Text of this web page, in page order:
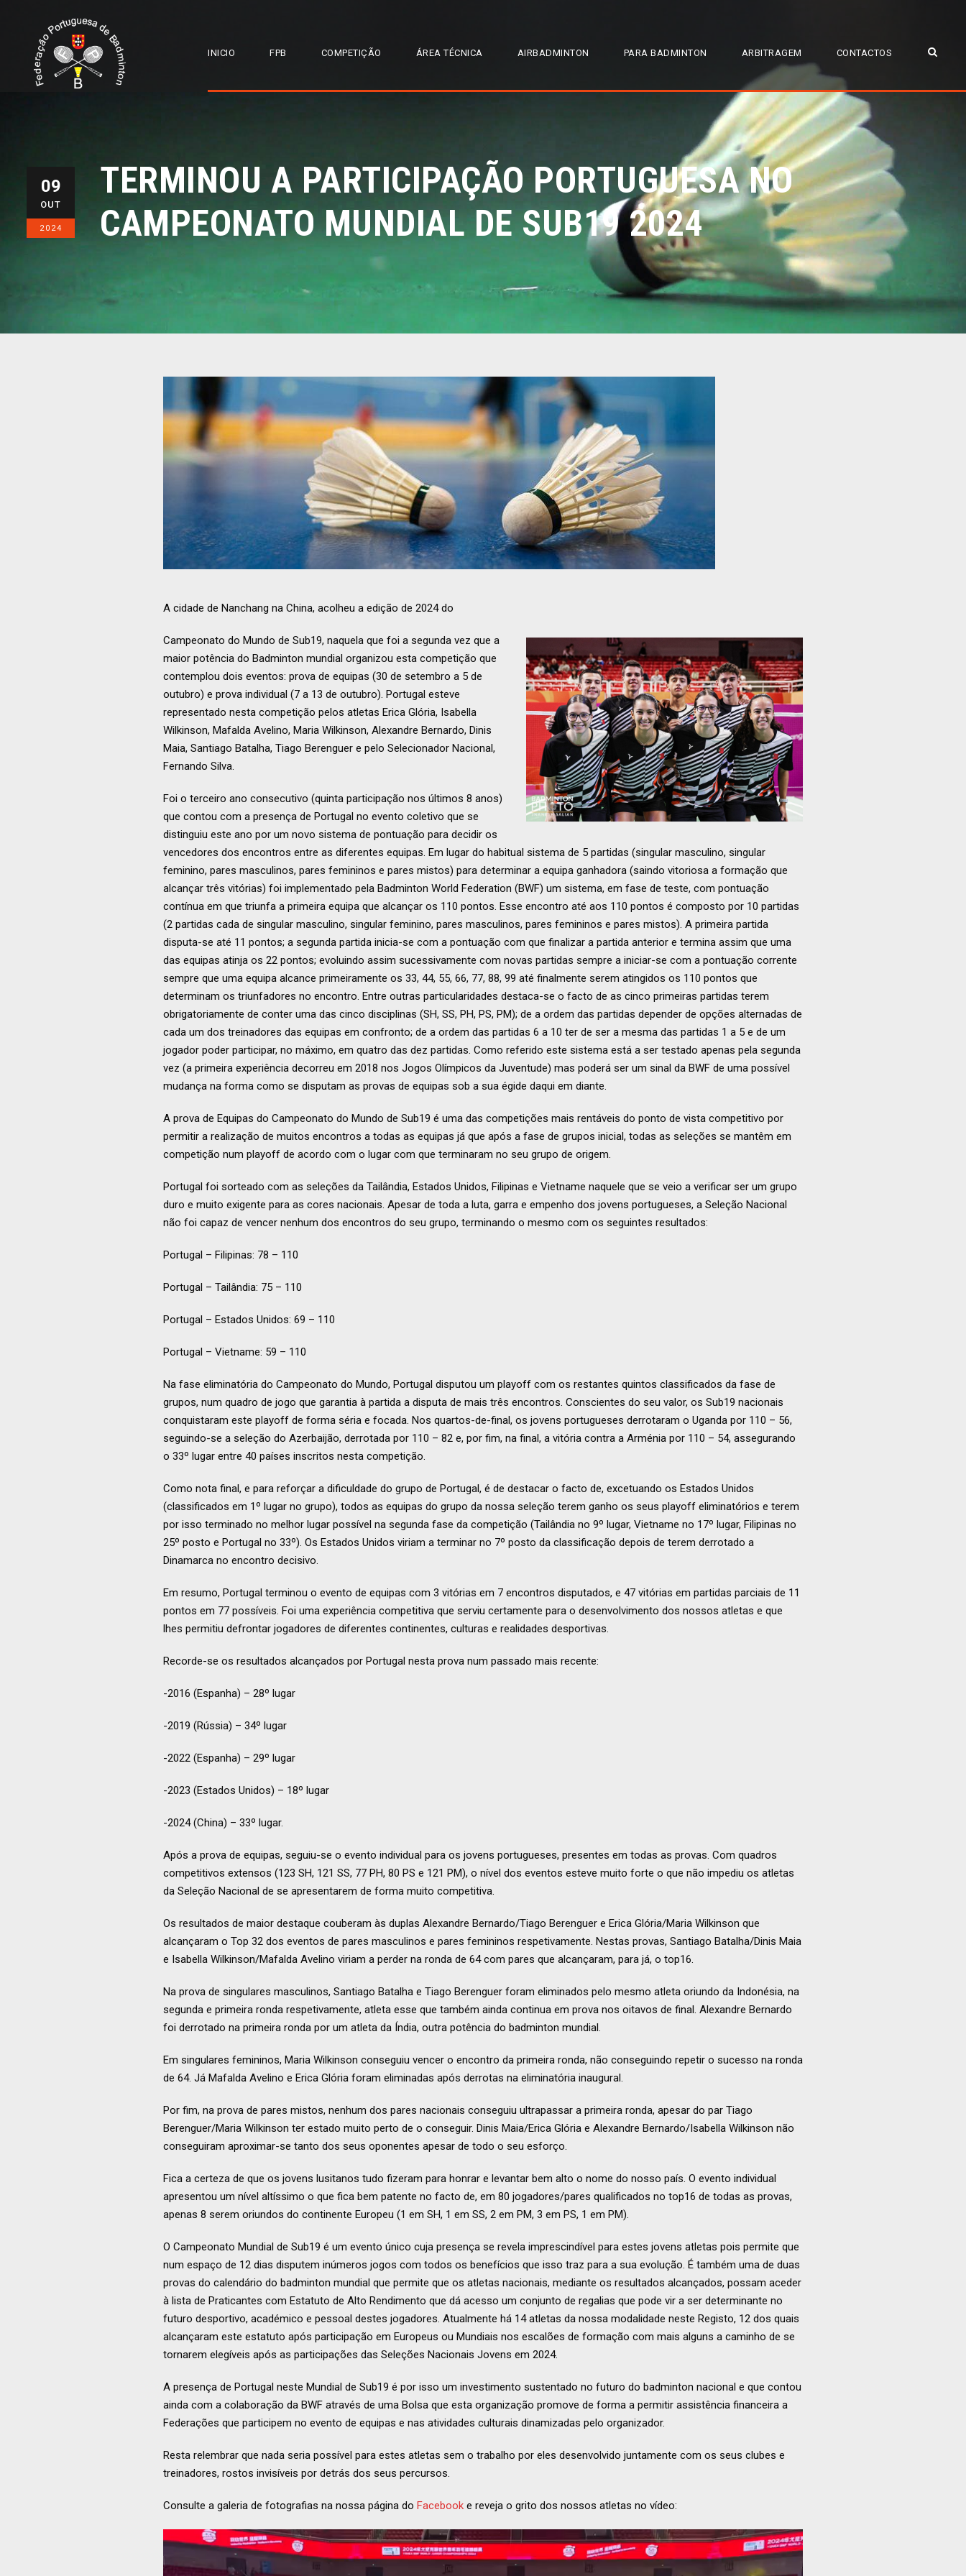
INICIO FPB COMPETIÇÃO ÁREA TÉCNICA AIRBADMINTON PARA BADMINTON ARBITRAGEM CONTACTOS
09
OUT
2024
TERMINOU A PARTICIPAÇÃO PORTUGUESA NO
CAMPEONATO MUNDIAL DE SUB19 2024
A cidade de Nanchang na China, acolheu a edição de 2024 do
Campeonato do Mundo de Sub19, naquela que foi a segunda vez que a
maior potência do Badminton mundial organizou esta competição que
contemplou dois eventos: prova de equipas (30 de setembro a 5 de
outubro) e prova individual (7 a 13 de outubro). Portugal esteve
representado nesta competição pelos atletas Erica Glória, Isabella
Wilkinson, Mafalda Avelino, Maria Wilkinson, Alexandre Bernardo, Dinis
Maia, Santiago Batalha, Tiago Berenguer e pelo Selecionador Nacional,
Fernando Silva.
Foi o terceiro ano consecutivo (quinta participação nos últimos 8 anos)
que contou com a presença de Portugal no evento coletivo que se
distinguiu este ano por um novo sistema de pontuação para decidir os
vencedores dos encontros entre as diferentes equipas. Em lugar do habitual sistema de 5 partidas (singular masculino, singular
feminino, pares masculinos, pares femininos e pares mistos) para determinar a equipa ganhadora (saindo vitoriosa a formação que
alcançar três vitórias) foi implementado pela Badminton World Federation (BWF) um sistema, em fase de teste, com pontuação
contínua em que triunfa a primeira equipa que alcançar os 110 pontos. Esse encontro até aos 110 pontos é composto por 10 partidas
(2 partidas cada de singular masculino, singular feminino, pares masculinos, pares femininos e pares mistos). A primeira partida
disputa-se até 11 pontos; a segunda partida inicia-se com a pontuação com que finalizar a partida anterior e termina assim que uma
das equipas atinja os 22 pontos; evoluindo assim sucessivamente com novas partidas sempre a iniciar-se com a pontuação corrente
sempre que uma equipa alcance primeiramente os 33, 44, 55, 66, 77, 88, 99 até finalmente serem atingidos os 110 pontos que
determinam os triunfadores no encontro. Entre outras particularidades destaca-se o facto de as cinco primeiras partidas terem
obrigatoriamente de conter uma das cinco disciplinas (SH, SS, PH, PS, PM); de a ordem das partidas depender de opções alternadas de
cada um dos treinadores das equipas em confronto; de a ordem das partidas 6 a 10 ter de ser a mesma das partidas 1 a 5 e de um
jogador poder participar, no máximo, em quatro das dez partidas. Como referido este sistema está a ser testado apenas pela segunda
vez (a primeira experiência decorreu em 2018 nos Jogos Olímpicos da Juventude) mas poderá ser um sinal da BWF de uma possível
mudança na forma como se disputam as provas de equipas sob a sua égide daqui em diante.
A prova de Equipas do Campeonato do Mundo de Sub19 é uma das competições mais rentáveis do ponto de vista competitivo por
permitir a realização de muitos encontros a todas as equipas já que após a fase de grupos inicial, todas as seleções se mantêm em
competição num playoff de acordo com o lugar com que terminaram no seu grupo de origem.
Portugal foi sorteado com as seleções da Tailândia, Estados Unidos, Filipinas e Vietname naquele que se veio a verificar ser um grupo
duro e muito exigente para as cores nacionais. Apesar de toda a luta, garra e empenho dos jovens portugueses, a Seleção Nacional
não foi capaz de vencer nenhum dos encontros do seu grupo, terminando o mesmo com os seguintes resultados:
Portugal – Filipinas: 78 – 110
Portugal – Tailândia: 75 – 110
Portugal – Estados Unidos: 69 – 110
Portugal – Vietname: 59 – 110
Na fase eliminatória do Campeonato do Mundo, Portugal disputou um playoff com os restantes quintos classificados da fase de
grupos, num quadro de jogo que garantia à partida a disputa de mais três encontros. Conscientes do seu valor, os Sub19 nacionais
conquistaram este playoff de forma séria e focada. Nos quartos-de-final, os jovens portugueses derrotaram o Uganda por 110 – 56,
seguindo-se a seleção do Azerbaijão, derrotada por 110 – 82 e, por fim, na final, a vitória contra a Arménia por 110 – 54, assegurando
o 33º lugar entre 40 países inscritos nesta competição.
Como nota final, e para reforçar a dificuldade do grupo de Portugal, é de destacar o facto de, excetuando os Estados Unidos
(classificados em 1º lugar no grupo), todos as equipas do grupo da nossa seleção terem ganho os seus playoff eliminatórios e terem
por isso terminado no melhor lugar possível na segunda fase da competição (Tailândia no 9º lugar, Vietname no 17º lugar, Filipinas no
25º posto e Portugal no 33º). Os Estados Unidos viriam a terminar no 7º posto da classificação depois de terem derrotado a
Dinamarca no encontro decisivo.
Em resumo, Portugal terminou o evento de equipas com 3 vitórias em 7 encontros disputados, e 47 vitórias em partidas parciais de 11
pontos em 77 possíveis. Foi uma experiência competitiva que serviu certamente para o desenvolvimento dos nossos atletas e que
lhes permitiu defrontar jogadores de diferentes continentes, culturas e realidades desportivas.
Recorde-se os resultados alcançados por Portugal nesta prova num passado mais recente:
-2016 (Espanha) – 28º lugar
-2019 (Rússia) – 34º lugar
-2022 (Espanha) – 29º lugar
-2023 (Estados Unidos) – 18º lugar
-2024 (China) – 33º lugar.
Após a prova de equipas, seguiu-se o evento individual para os jovens portugueses, presentes em todas as provas. Com quadros
competitivos extensos (123 SH, 121 SS, 77 PH, 80 PS e 121 PM), o nível dos eventos esteve muito forte o que não impediu os atletas
da Seleção Nacional de se apresentarem de forma muito competitiva.
Os resultados de maior destaque couberam às duplas Alexandre Bernardo/Tiago Berenguer e Erica Glória/Maria Wilkinson que
alcançaram o Top 32 dos eventos de pares masculinos e pares femininos respetivamente. Nestas provas, Santiago Batalha/Dinis Maia
e Isabella Wilkinson/Mafalda Avelino viriam a perder na ronda de 64 com pares que alcançaram, para já, o top16.
Na prova de singulares masculinos, Santiago Batalha e Tiago Berenguer foram eliminados pelo mesmo atleta oriundo da Indonésia, na
segunda e primeira ronda respetivamente, atleta esse que também ainda continua em prova nos oitavos de final. Alexandre Bernardo
foi derrotado na primeira ronda por um atleta da Índia, outra potência do badminton mundial.
Em singulares femininos, Maria Wilkinson conseguiu vencer o encontro da primeira ronda, não conseguindo repetir o sucesso na ronda
de 64. Já Mafalda Avelino e Erica Glória foram eliminadas após derrotas na eliminatória inaugural.
Por fim, na prova de pares mistos, nenhum dos pares nacionais conseguiu ultrapassar a primeira ronda, apesar do par Tiago
Berenguer/Maria Wilkinson ter estado muito perto de o conseguir. Dinis Maia/Erica Glória e Alexandre Bernardo/Isabella Wilkinson não
conseguiram aproximar-se tanto dos seus oponentes apesar de todo o seu esforço.
Fica a certeza de que os jovens lusitanos tudo fizeram para honrar e levantar bem alto o nome do nosso país. O evento individual
apresentou um nível altíssimo o que fica bem patente no facto de, em 80 jogadores/pares qualificados no top16 de todas as provas,
apenas 8 serem oriundos do continente Europeu (1 em SH, 1 em SS, 2 em PM, 3 em PS, 1 em PM).
O Campeonato Mundial de Sub19 é um evento único cuja presença se revela imprescindível para estes jovens atletas pois permite que
num espaço de 12 dias disputem inúmeros jogos com todos os benefícios que isso traz para a sua evolução. É também uma de duas
provas do calendário do badminton mundial que permite que os atletas nacionais, mediante os resultados alcançados, possam aceder
à lista de Praticantes com Estatuto de Alto Rendimento que dá acesso um conjunto de regalias que pode vir a ser determinante no
futuro desportivo, académico e pessoal destes jogadores. Atualmente há 14 atletas da nossa modalidade neste Registo, 12 dos quais
alcançaram este estatuto após participação em Europeus ou Mundiais nos escalões de formação com mais alguns a caminho de se
tornarem elegíveis após as participações das Seleções Nacionais Jovens em 2024.
A presença de Portugal neste Mundial de Sub19 é por isso um investimento sustentado no futuro do badminton nacional e que contou
ainda com a colaboração da BWF através de uma Bolsa que esta organização promove de forma a permitir assistência financeira a
Federações que participem no evento de equipas e nas atividades culturais dinamizadas pelo organizador.
Resta relembrar que nada seria possível para estes atletas sem o trabalho por eles desenvolvido juntamente com os seus clubes e
treinadores, rostos invisíveis por detrás dos seus percursos.
Consulte a galeria de fotografias na nossa página do Facebook e reveja o grito dos nossos atletas no vídeo: